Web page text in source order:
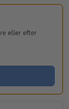
eller efter